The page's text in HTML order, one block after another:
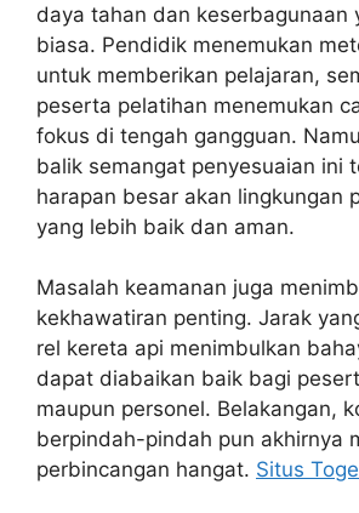
daya tahan dan keserbagunaan
biasa. Pendidik menemukan
untuk memberikan pelajaran,
peserta pelatihan menemukan
fokus di tengah gangguan.
balik semangat penyesuaian ini
harapan besar akan lingkungan
yang lebih baik dan aman.
Masalah keamanan juga
kekhawatiran penting. Jarak
rel kereta api menimbulkan
dapat diabaikan baik bagi
maupun personel. Belakangan,
berpindah-pindah pun akhirnya
perbincangan hangat. Situs